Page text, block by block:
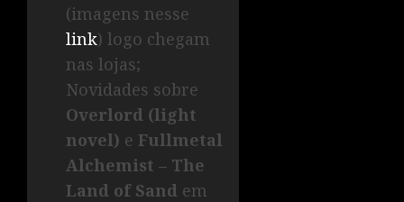
(imagens nesse
link) logo chegam
nas lojas;
Novidades sobre
Overlord (light
novel) e Fullmetal
Alchemist – The
Land of Sand em